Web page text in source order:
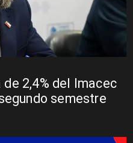
2,4% del Imacec
semestre